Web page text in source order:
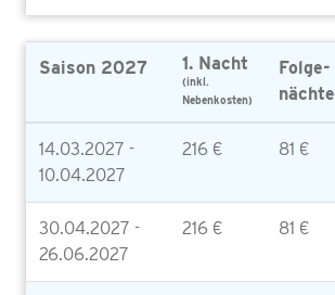
Saison 2027 1. Nacht
(inkl.
Nebenkosten)
Folge-
nächte
14.03.2027 -
10.04.2027
216 € 81 €
30.04.2027 -
26.06.2027
216 € 81 €